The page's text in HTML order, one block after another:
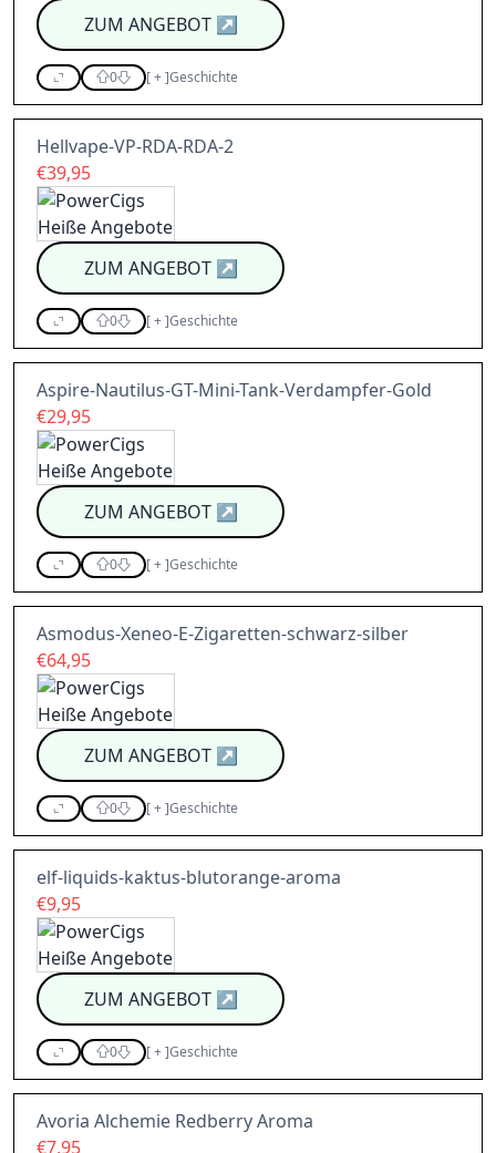
ZUM ANGEBOT↗
0 [+]Geschichte
Hellvape-VP-RDA-RDA-2
€39,95
ZUM ANGEBOT↗
0 [+]Geschichte
Aspire-Nautilus-GT-Mini-Tank-Verdampfer-Gold
€29,95
ZUM ANGEBOT↗
0 [+]Geschichte
Asmodus-Xeneo-E-Zigaretten-schwarz-silber
€64,95
ZUM ANGEBOT↗
0 [+]Geschichte
elf-liquids-kaktus-blutorange-aroma
€9,95
ZUM ANGEBOT↗
0 [+]Geschichte
Avoria Alchemie Redberry Aroma
€7,95